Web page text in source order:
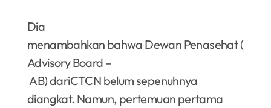
Dia
menambahkan bahwa Dewan Penasehat (
Advisory Board –
AB) dariCTCN belum sepenuhnya
diangkat. Namun, pertemuan pertama